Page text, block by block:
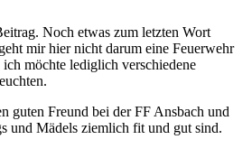
Noch etwas zum letzten Wort
mir hier nicht darum eine Feuerwehr
möchte lediglich verschiedene
guten Freund bei der FF Ansbach und
und Mädels ziemlich fit und gut sind.